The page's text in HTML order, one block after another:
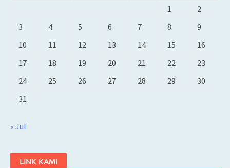
1
2
3
4 5 6 7 8
9
10
11 12 13 14 15
16
17
18 19 20 21 22
23
24
25 26 27 28 29
30
31
« Jul
LINK KAMI